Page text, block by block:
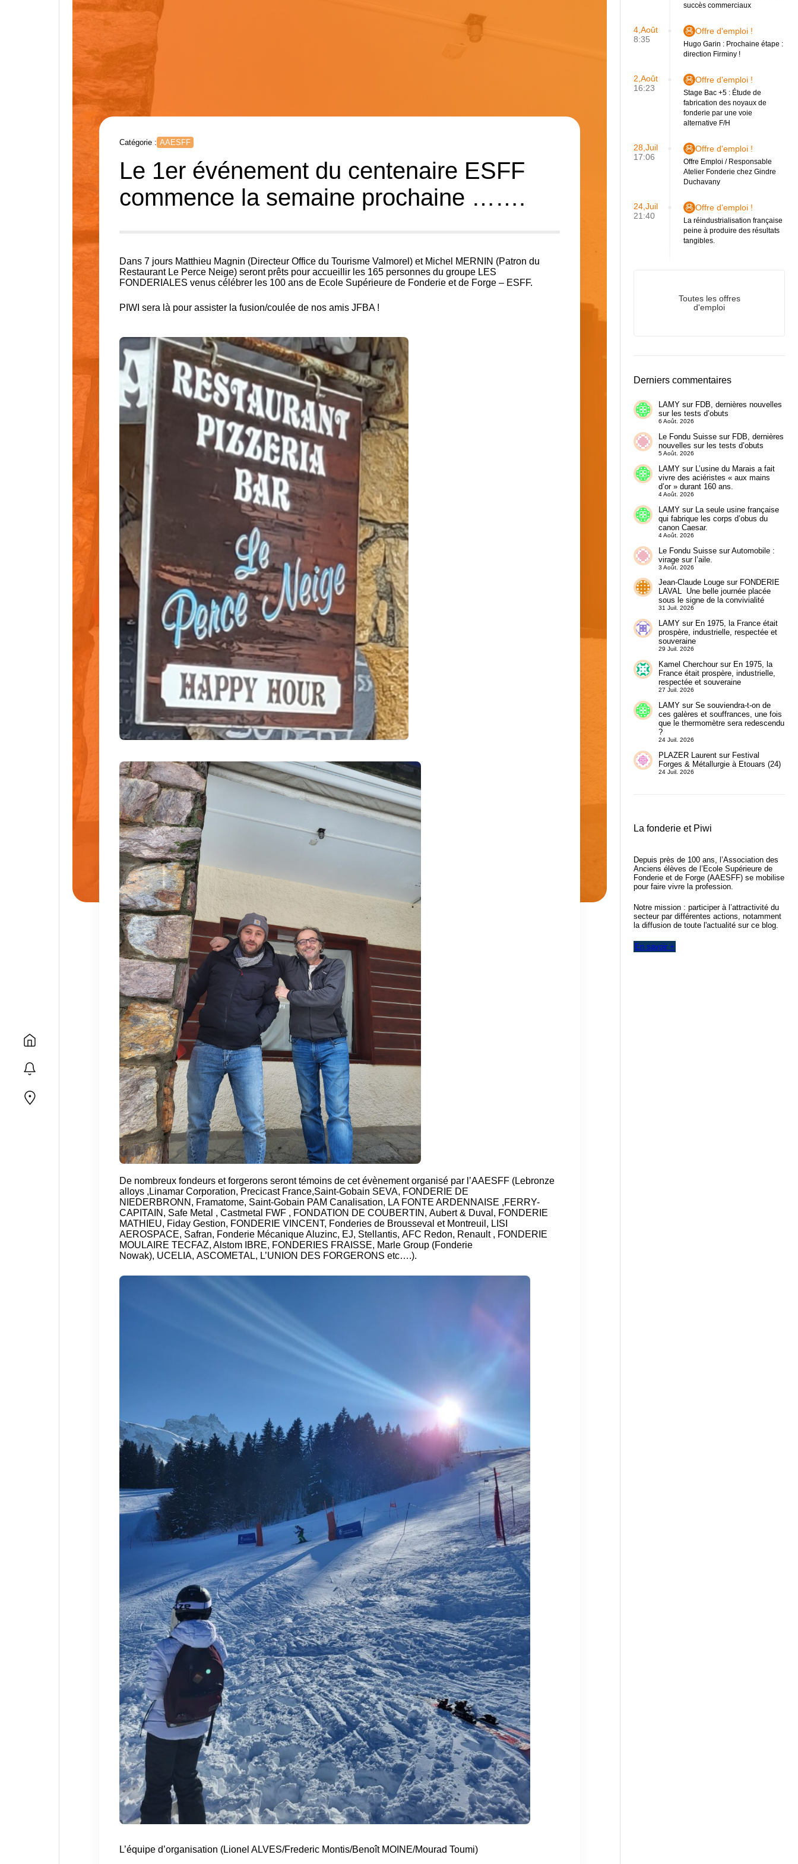
Catégorie : AAESFF
Le 1er événement du centenaire ESFF
commence la semaine prochaine …….
Dans 7 jours Matthieu Magnin (Directeur Office du Tourisme Valmorel ) et Michel MERNIN (Patron du
Restaurant Le Perce Neige) seront prêts pour accueillir les 165 personnes du groupe LES
FONDERIALES venus célébrer les 100 ans de Ecole Supérieure de Fonderie et de Forge – ESFF.
PIWI sera là pour assister la fusion/coulée de nos amis JFBA !
De nombreux fondeurs et forgerons seront témoins de cet évènement organisé par l’AAESFF (Lebronze
alloys, Linamar Corporation, Precicast France,Saint-Gobain SEVA, FONDERIE DE
NIEDERBRONN , Framatome, Saint-Gobain PAM Canalisation, LA FONTE ARDENNAISE ,FERRY-
CAPITAIN , Safe Metal , Castmetal FWF, FONDATION DE COUBERTIN , Aubert & Duval , FONDERIE
MATHIEU, Fiday Gestion, FONDERIE VINCENT, Fonderies de Brousseval et Montreuil , LISI
AEROSPACE, Safran, Fonderie Mécanique Aluzinc, EJ, Stellantis, AFC Redon, Renault, FONDERIE
MOULAIRE TECFAZ, Alstom IBRE, FONDERIES FRAISSE, Marle Group(Fonderie
Nowak), UCELIA, ASCOMETAL, L’UNION DES FORGERONS etc….).
L’équipe d’organisation (Lionel ALVES/Frederic Montis/Benoît MOINE/Mourad Toumi)
succès commerciaux
4,Août
8:35
Offre d'emploi !
Hugo Garin : Prochaine étape :
direction Firminy !
2,Août
16:23
Offre d'emploi !
Stage Bac +5 : Étude de
fabrication des noyaux de
fonderie par une voie
alternative F/H
28,Juil
17:06
Offre d'emploi !
Offre Emploi / Responsable
Atelier Fonderie chez Gindre
Duchavany
24,Juil
21:40
Offre d'emploi !
La réindustrialisation française
peine à produire des résultats
tangibles.
Toutes les offres
d'emploi
Derniers commentaires
LAMYsur FDB, dernières nouvelles
sur les tests d’obuts
6 Août. 2026
Le Fondu Suissesur FDB, dernières
nouvelles sur les tests d’obuts
5 Août. 2026
LAMYsur L’usine du Marais a fait
vivre des aciéristes « aux mains
d’or » durant 160 ans.
4 Août. 2026
LAMYsur
La seule usine française
qui fabrique les corps d’obus du
canon Caesar.
4 Août. 2026
Le Fondu SuissesurAutomobile :
virage sur l’aile.
3 Août. 2026
Jean-Claude Lougesur FONDERIE
LAVAL Une belle journée placée
sous le signe de la convivialité
31 Juil. 2026
LAMYsur En 1975, la France était
prospère, industrielle, respectée et
souveraine
29 Juil. 2026
Kamel Cherchoursur En 1975, la
France était prospère, industrielle,
respectée et souveraine
27 Juil. 2026
LAMYsur Se souviendra-t-on de
ces galères et souffrances, une fois
que le thermomètre sera redescendu
?
24 Juil. 2026
PLAZER Laurentsur Festival
Forges & Métallurgie à Etouars (24)
24 Juil. 2026
La fonderie et Piwi
Depuis près de 100 ans, l’Association des
Anciens élèves de l’Ecole Supérieure de
Fonderie et de Forge (AAESFF) se mobilise
pour faire vivre la profession.
Notre mission : participer à l’attractivité du
secteur par différentes actions, notamment
la diffusion de toute l'actualité sur ce blog.
En savoir +